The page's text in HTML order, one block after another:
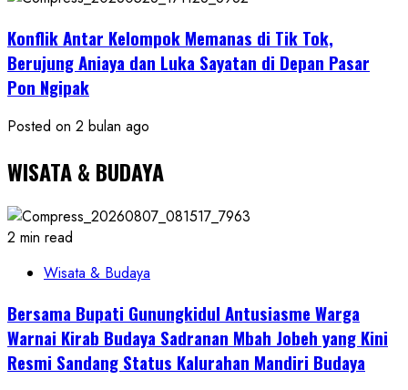
Konflik Antar Kelompok Memanas di Tik Tok,
Berujung Aniaya dan Luka Sayatan di Depan Pasar
Pon Ngipak
Posted on 2 bulan ago
WISATA & BUDAYA
2 min read
Wisata & Budaya
Bersama Bupati Gunungkidul Antusiasme Warga
Warnai Kirab Budaya Sadranan Mbah Jobeh yang Kini
Resmi Sandang Status Kalurahan Mandiri Budaya